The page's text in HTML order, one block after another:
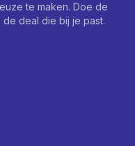
te maken. Doe de
deal die bij je past.